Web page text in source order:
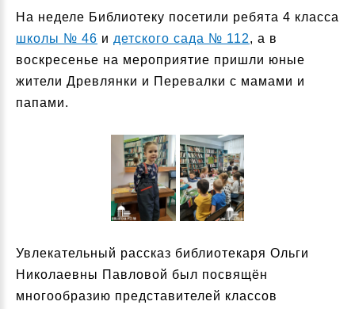
На неделе Библиотеку посетили ребята 4 класса
школы № 46 и детского сада № 112, а в
воскресенье на мероприятие пришли юные
жители Древлянки и Перевалки с мамами и
папами.
Увлекательный рассказ библиотекаря Ольги
Николаевны Павловой был посвящён
многообразию представителей классов